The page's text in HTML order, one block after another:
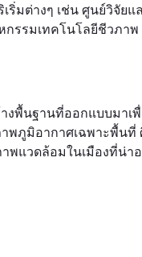
ริ่มต่างๆ เช่น ศูนย์วิ
รมเทคโนโลยีชีวภา
งพื้นฐานที่ออกแบบม
ภูมิอากาศเฉพาะพื้น
พแวดล้อมในเมืองที่น่า